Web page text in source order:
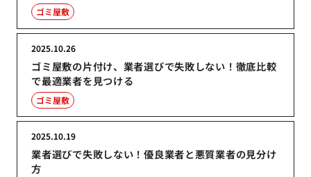
ゴミ屋敷
ゴミ屋敷の片付け、業者選びで失敗しない！徹底比較
で最適業者を見つける
2025.10.26
ゴミ屋敷
業者選びで失敗しない！優良業者と悪質業者の見分け
方
2025.10.19